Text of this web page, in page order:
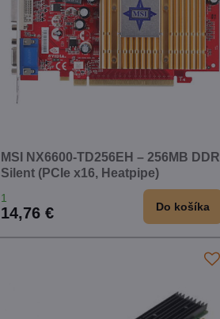
MSI NX6600-TD256EH – 256MB DDR
Silent (PCIe x16, Heatpipe)
1
14,76 € Do košíka